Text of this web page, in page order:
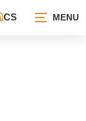
CS